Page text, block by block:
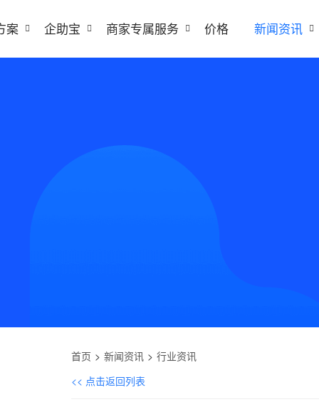
案 企助宝 商家专属服务 价格 新闻资讯
首页 新闻资讯
行业资讯
<< 点击返回列表